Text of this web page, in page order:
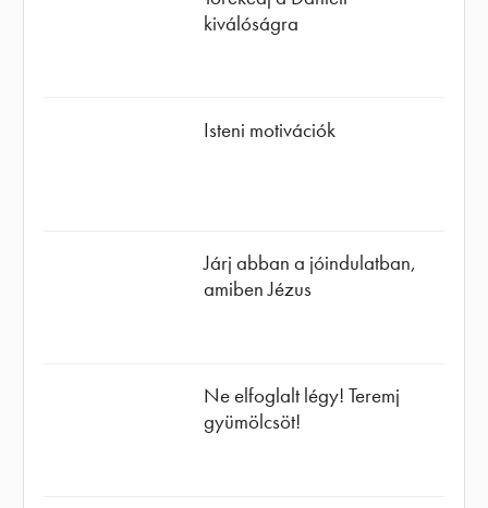
kiválóságra
Isteni motivációk
Járj abban a jóindulatban,
amiben Jézus
Ne elfoglalt légy! Teremj
gyümölcsöt!